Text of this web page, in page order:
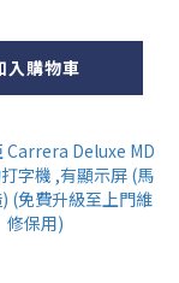
入購物車